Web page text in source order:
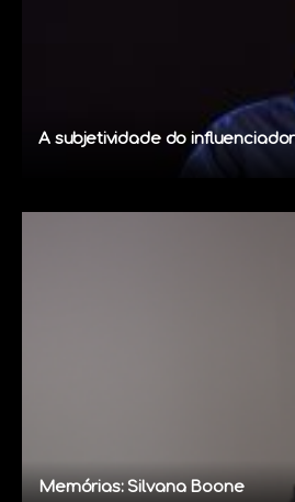
A subjetividade do
Memórias: Silvana Boone